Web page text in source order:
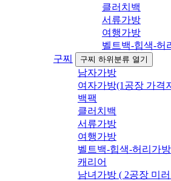
클러치백
서류가방
여행가방
벨트백-힙색-허
구찌
구찌 하위분류 열기
남자가방
여자가방(1공장 가격
백팩
클러치백
서류가방
여행가방
벨트백-힙색-허리가방
캐리어
남녀가방 ( 2공장 미